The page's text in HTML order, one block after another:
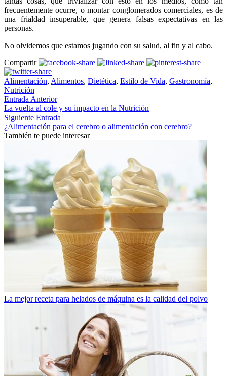
frecuentemente ocurre, o montar conglomerados comerciales, es de
una frialdad insuperable, que genera falsas expectativas en las
personas.
No olvidemos que estamos jugando con su salud, al fin y al cabo.
Compartir
Alimentación, Alimentos, Dietética, Estilo de Vida, Gastronomía,
Nutrición
Entrada Anterior
La vuelta al cole y su impacto en la Nutrición
Siguiente Entrada
¿Alimentación para el cerebro o alimentación con cerebro?
También te puede interesar
La mejor receta para helados de máquina es la calidad del polvo